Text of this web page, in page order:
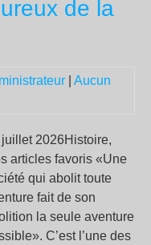
de la
Aucun
2026Histoire,
articles favoris «Une
qui abolit toute
fait de son
la seule aventure
C’est l’une des